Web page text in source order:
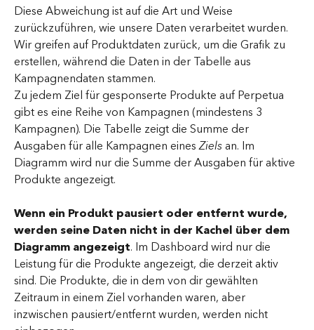
Diese Abweichung ist auf die Art und Weise
zurückzuführen, wie unsere Daten verarbeitet wurden.
Wir greifen auf Produktdaten zurück, um die Grafik zu
erstellen, während die Daten in der Tabelle aus
Kampagnendaten stammen.
Zu jedem Ziel für gesponserte Produkte auf Perpetua
gibt es eine Reihe von Kampagnen (mindestens 3
Kampagnen). Die Tabelle zeigt die Summe der
Ausgaben für alle Kampagnen eines Ziels an. Im
Diagramm wird nur die Summe der Ausgaben für aktive
Produkte angezeigt.
Wenn ein Produkt pausiert oder entfernt wurde,
werden seine Daten nicht in der Kachel über dem
Diagramm angezeigt. Im Dashboard wird nur die
Leistung für die Produkte angezeigt, die derzeit aktiv
sind. Die Produkte, die in dem von dir gewählten
Zeitraum in einem Ziel vorhanden waren, aber
inzwischen pausiert/entfernt wurden, werden nicht